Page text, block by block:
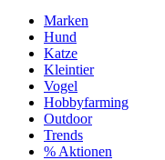
Marken
Hund
Katze
Kleintier
Vogel
Hobbyfarming
Outdoor
Trends
% Aktionen